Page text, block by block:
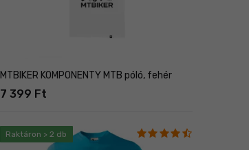
MTBIKER KOMPONENTY MTB póló, fehér
7 399 Ft
Raktáron > 2 db